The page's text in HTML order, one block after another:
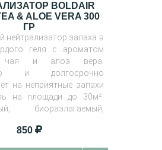
BOLDAIR
& ALOE VERA 300
ГР
нейтрализатор запаха в
геля с ароматом
чая и алоэ вера.
и долгосрочно
на неприятные запахи
на площади до 30м².
биоразлагаемый,
850